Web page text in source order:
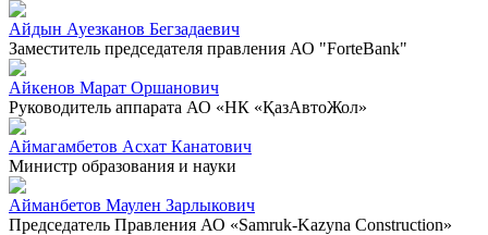
Айдын Ауезканов Бегзадаевич
Заместитель председателя правления АО "ForteBank"
Айкенов Марат Оршанович
Руководитель аппарата АО «НК «ҚазАвтоЖол»
Аймагамбетов Асхат Канатович
Министр образования и науки
Айманбетов Маулен Зарлыкович
Председатель Правления АО «Samruk-Kazyna Construction»